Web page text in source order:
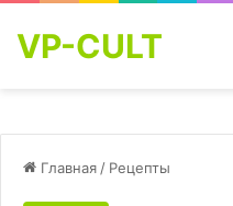
VP-CULT
Главная / Рецепты